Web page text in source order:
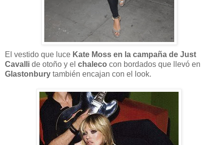
El vestido que luce Kate Moss en la campaña de Just
Cavalli de otoño y el chaleco con bordados que llevó en
Glastonbury también encajan con el look.